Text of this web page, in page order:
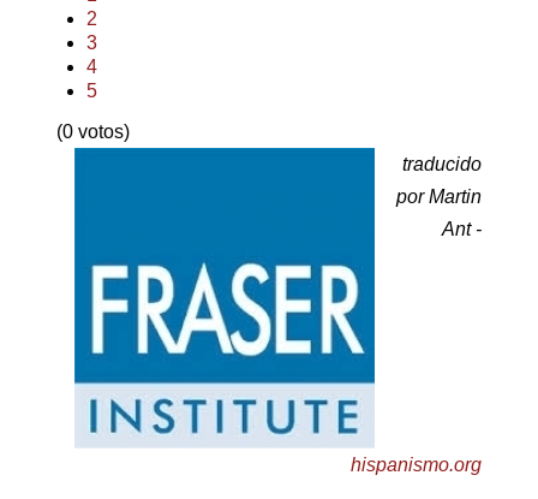
2
3
4
5
(0 votos)
traducido
por Martin
Ant -
hispanismo.org